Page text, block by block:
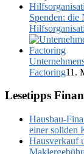
Spenden: die
Factoring11.
Lesetipps
Hausbau-
einer soliden
Hausverkauf